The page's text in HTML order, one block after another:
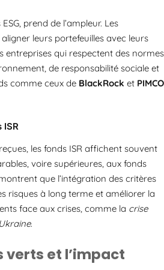
prend de l’ampleur. Les
leurs portefeuilles avec leurs
entreprises qui respectent des normes
de responsabilité sociale et
comme ceux de BlackRock et PIMCO
ISR
les fonds ISR affichent souvent
voire supérieures, aux fonds
que l’intégration des critères
risques à long terme et améliorer la
face aux crises, comme la crise
.
verts et l’impact